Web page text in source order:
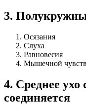
3.
Осязания
Слуха
Равновесия
Мышечной
4. Среднее ухо
соединяется